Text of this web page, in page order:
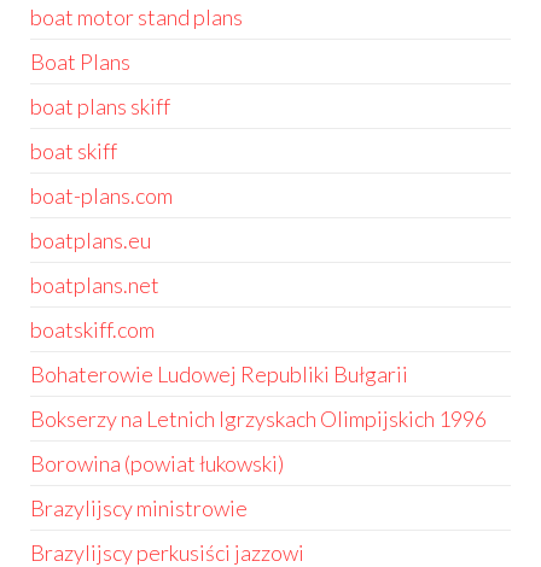
boat motor stand plans
Boat Plans
boat plans skiff
boat skiff
boat-plans.com
boatplans.eu
boatplans.net
boatskiff.com
Bohaterowie Ludowej Republiki Bułgarii
Bokserzy na Letnich Igrzyskach Olimpijskich 1996
Borowina (powiat łukowski)
Brazylijscy ministrowie
Brazylijscy perkusiści jazzowi